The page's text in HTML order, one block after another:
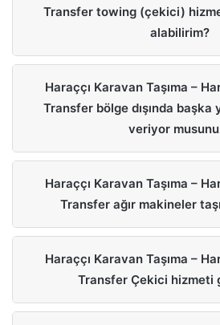
Transfer towing (çekici)
alabilirim?
Haraççı Karavan Taşıma –
Transfer bölge dışında
veriyor
Haraççı Karavan Taşıma –
Transfer ağır makineler
Haraççı Karavan Taşıma –
Transfer Çekici hizmeti